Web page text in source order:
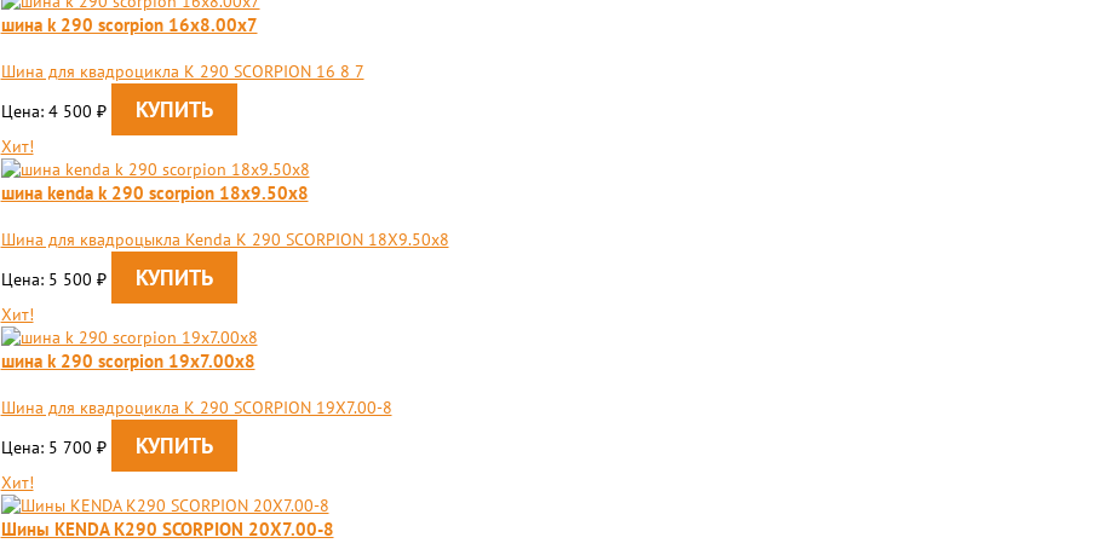
шина k 290 scorpion 16x8.00x7
Шина для квадроцикла K 290 SCORPION 16 8 7
Цена: 4 500 ₽
Хит!
шина kenda k 290 scorpion 18x9.50x8
Шина для квадроцыкла Kenda K 290 SCORPION 18X9.50x8
Цена: 5 500 ₽
Хит!
шина k 290 scorpion 19x7.00x8
Шина для квадроцикла K 290 SCORPION 19X7.00-8
Цена: 5 700 ₽
Хит!
Шины KENDA K290 SCORPION 20X7.00-8